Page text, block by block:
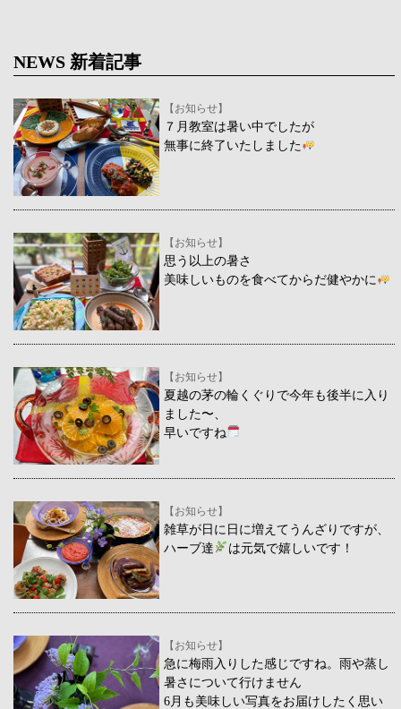
NEWS 新着記事
【お知らせ】
７月教室は暑い中でしたが
無事に終了いたしました
【お知らせ】
思う以上の暑さ
美味しいものを食べてからだ健やかに
【お知らせ】
夏越の茅の輪くぐりで今年も後半に入り
ました〜、
早いですね
【お知らせ】
雑草が日に日に増えてうんざりですが、
ハーブ達
は元気で嬉しいです！
【お知らせ】
急に梅雨入りした感じですね。雨や蒸し
暑さについて行けません
6月も美味しい写真をお届けしたく思い